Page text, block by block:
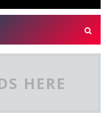
HERE